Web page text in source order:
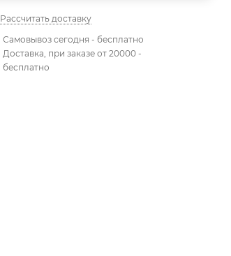
Рассчитать доставку
Самовывоз сегодня - бесплатно
Доставка, при заказе от 20000 -
бесплатно